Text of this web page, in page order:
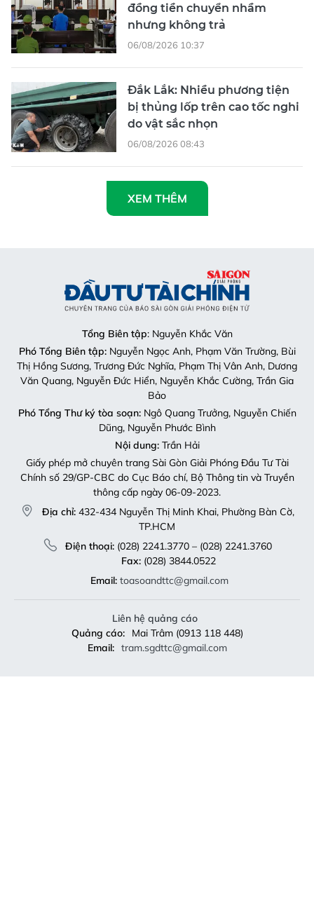
đồng tiền chuyển nhầm
nhưng không trả
06/08/2026 10:37
Đắk Lắk: Nhiều phương tiện
bị thủng lốp trên cao tốc nghi
do vật sắc nhọn
06/08/2026 08:43
XEM THÊM
Tổng Biên tập: Nguyễn Khắc Văn
Phó Tổng Biên tập:Nguyễn Ngọc Anh, Phạm Văn Trường, Bùi
Thị Hồng Sương, Trương Đức Nghĩa, Phạm Thị Vân Anh, Dương
Văn Quang, Nguyễn Đức Hiển, Nguyễn Khắc Cường, Trần Gia
Bảo
Phó Tổng Thư ký tòa soạn:Ngô Quang Trưởng, Nguyễn Chiến
Dũng, Nguyễn Phước Bình
Nội dung:Trần Hải
Giấy phép mở chuyên trang Sài Gòn Giải Phóng Đầu Tư Tài
Chính số 29/GP-CBC do Cục Báo chí, Bộ Thông tin và Truyền
thông cấp ngày 06-09-2023.
Địa chỉ: 432-434 Nguyễn Thị Minh Khai, Phường Bàn Cờ,
TP.HCM
Điện thoại:(028) 2241.3770 – (028) 2241.3760
Fax:(028) 3844.0522
Email: toasoandttc@gmail.com
Liên hệ quảng cáo
Quảng cáo:
Mai Trâm (0913 118 448)
Email: tram.sgdttc@gmail.com